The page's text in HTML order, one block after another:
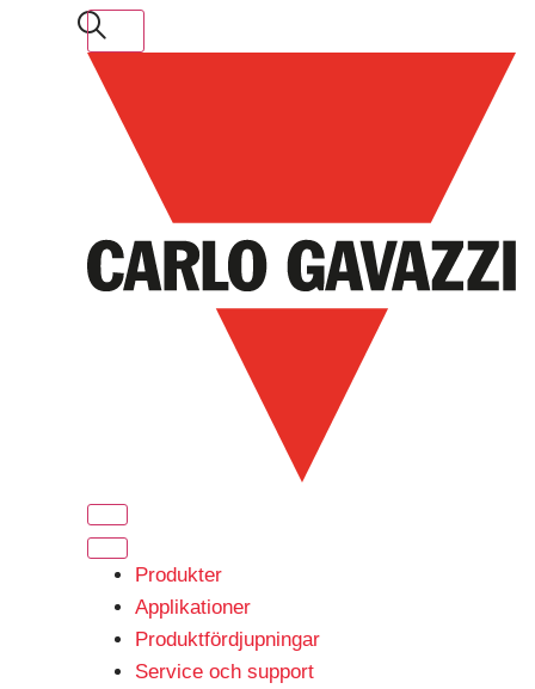
Produkter
Applikationer
Produktfördjupningar
Service och support